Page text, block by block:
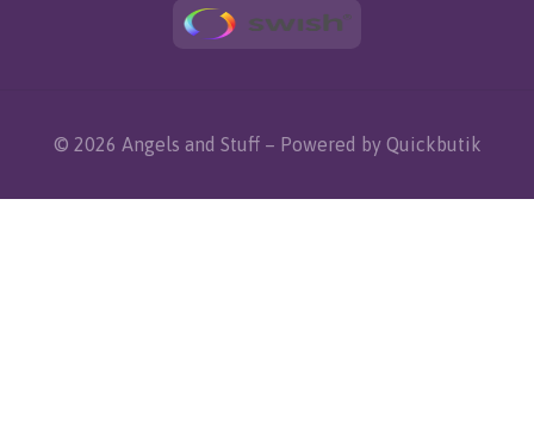
© 2026 Angels and Stuff – Powered by Quickbutik